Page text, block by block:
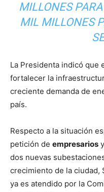
MILLONES
MIL MILLONES
La Presidenta indicó que
fortalecer la
creciente demanda de
país.
Respecto a la situación
petición de empresarios
dos nuevas
crecimiento de la ciudad,
ya es atendido por la